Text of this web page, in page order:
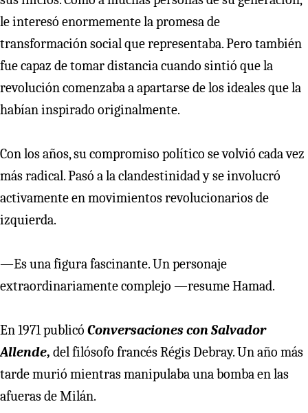
le interesó enormemente la promesa de
transformación social que representaba. Pero también
fue capaz de tomar distancia cuando sintió que la
revolución comenzaba a apartarse de los ideales que la
habían inspirado originalmente.
Con los años, su compromiso político se volvió cada vez
más radical. Pasó a la clandestinidad y se involucró
activamente en movimientos revolucionarios de
izquierda.
—Es una figura fascinante. Un personaje
extraordinariamente complejo —resume Hamad.
En 1971 publicó Conversaciones con Salvador
Allende, del filósofo francés Régis Debray. Un año más
tarde murió mientras manipulaba una bomba en las
afueras de Milán.